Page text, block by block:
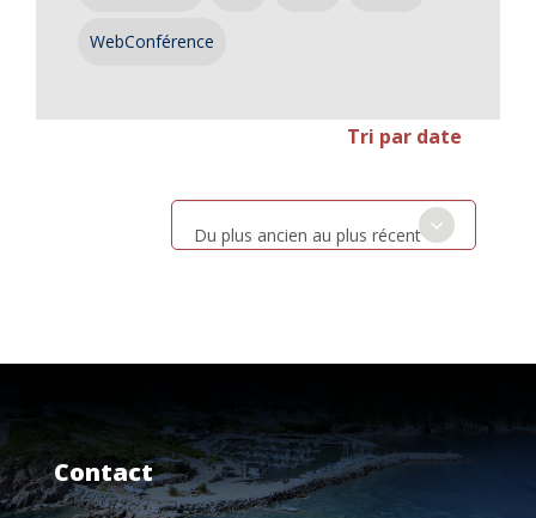
WebConférence
Tri par date
Du plus ancien au plus récent
Contact